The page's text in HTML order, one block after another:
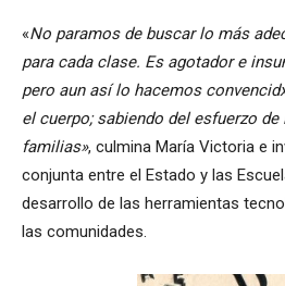
«No paramos de buscar lo más
para cada clase. Es agotador e
pero aun así lo hacemos
el cuerpo; sabiendo del esfuerzo
familias», culmina María Victoria e
conjunta entre el Estado y las
desarrollo de las herramientas
las comunidades.